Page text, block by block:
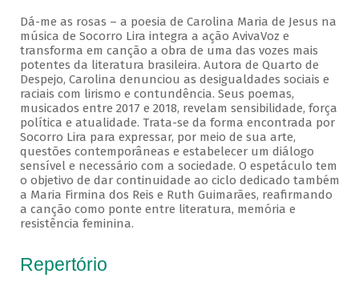
Dá-me as rosas – a poesia de Carolina Maria de Jesus na
música de Socorro Lira integra a ação AvivaVoz e
transforma em canção a obra de uma das vozes mais
potentes da literatura brasileira. Autora de Quarto de
Despejo, Carolina denunciou as desigualdades sociais e
raciais com lirismo e contundência. Seus poemas,
musicados entre 2017 e 2018, revelam sensibilidade, força
política e atualidade. Trata-se da forma encontrada por
Socorro Lira para expressar, por meio de sua arte,
questões contemporâneas e estabelecer um diálogo
sensível e necessário com a sociedade. O espetáculo tem
o objetivo de dar continuidade ao ciclo dedicado também
a Maria Firmina dos Reis e Ruth Guimarães, reafirmando
a canção como ponte entre literatura, memória e
resistência feminina.
Repertório